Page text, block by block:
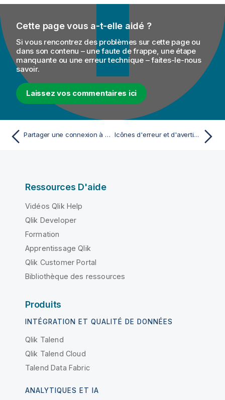
Cette page vous a-t-elle aidé ?
Si vous rencontrez des problèmes sur cette page ou
dans son contenu – une faute de frappe, une étape
manquante ou une erreur technique – faites-le-nous
savoir.
Laissez vos commentaires ici
Partager une connexion à une base de données Icônes d'erreur et d'avertissement sur les composants
Ressources D'aide
Vidéos Qlik Help
Qlik Developer
Formation
Apprentissage Qlik
Qlik Customer Portal
Bibliothèque des ressources
Produits
INTÉGRATION ET QUALITÉ DE DONNÉES
Qlik Talend
Qlik Talend Cloud
Talend Data Fabric
ANALYTIQUES ET IA